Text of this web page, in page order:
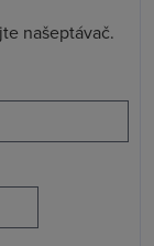
našeptávač.